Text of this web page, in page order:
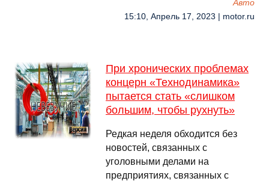
Авто
15:10, Апрель 17, 2023 | motor.ru
При хронических проблемах
концерн «Технодинамика»
пытается стать «слишком
большим, чтобы рухнуть»
Редкая неделя обходится без
новостей, связанных с
уголовными делами на
предприятиях, связанных с